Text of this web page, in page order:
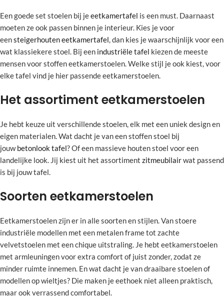
Een goede set stoelen bij jeeetkamertafel is een must. Daarnaast
moeten ze ook passen binnen je interieur. Kies je voor
eensteigerhouten eetkamertafel, dan kies je waarschijnlijk voor een
wat klassiekere stoel. Bij een industriële tafel kiezen de meeste
mensen voor stoffen eetkamerstoelen. Welke stijl je ook kiest, voor
elke tafel vind je hier passende eetkamerstoelen.
Het assortiment eetkamerstoelen
Je hebt keuze uit verschillende stoelen, elk met een uniek design en
eigen materialen. Wat dacht je van een stoffen stoel bij
jouwbetonlook tafel? Of een massieve houten stoel voor een
landelijke look. Jij kiest uit het assortiment zitmeubilairwat passend
is bij jouw tafel.
Soorten eetkamerstoelen
Eetkamerstoelen zijn er in alle soorten en stijlen. Van stoere
industriële modellen met een metalen frame tot zachte
velvetstoelen met een chique uitstraling. Je hebt eetkamerstoelen
met armleuningen voor extra comfort of juist zonder, zodat ze
minder ruimte innemen. En wat dacht je van draaibare stoelen of
modellen op wieltjes? Die maken je eethoek niet alleen praktisch,
maar ook verrassend comfortabel.